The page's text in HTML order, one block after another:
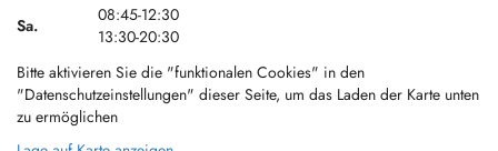
Sa.
08:45-12:30
13:30-20:30
Bitte aktivieren Sie die "funktionalen Cookies" in den
"Datenschutzeinstellungen" dieser Seite, um das Laden der Karte unten
zu ermöglichen